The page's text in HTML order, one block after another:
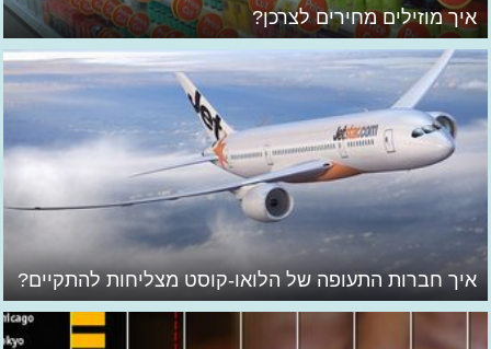
איך מוזילים מחירים לצרכן?
איך חברות התעופה של הלואו-קוסט מצליחות להתקיים?